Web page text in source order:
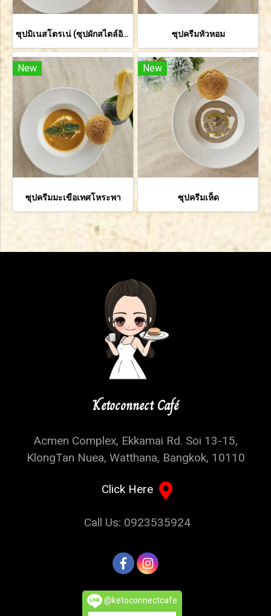
ซุปมิเนสโตรเน่ (ซุปผักสไตล์อิตาเลี่ยน) ซุปครีมหัวหอม
New
ซุปครีมมะเขือเทศโหระพา
New
ซุปครีมเห็ด
Ketoconnect Café
Acmen Complex, Ekkamai Rd. Soi 13-15,
KlongTan Nuea, Watthana, Bangkok, 10110
Click Here
Call Us: 0923535924
@ketoconnectcafe